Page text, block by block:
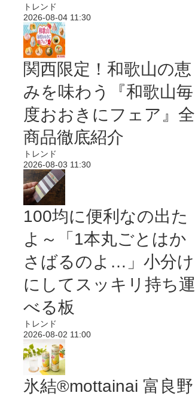
トレンド
2026-08-04 11:30
関西限定！和歌山の恵
みを味わう『和歌山毎
度おおきにフェア』全
商品徹底紹介
トレンド
2026-08-03 11:30
100均に便利なの出た
よ～「1本丸ごとはか
さばるのよ…」小分け
にしてスッキリ持ち運
べる板
トレンド
2026-08-02 11:00
氷結®mottainai 富良野